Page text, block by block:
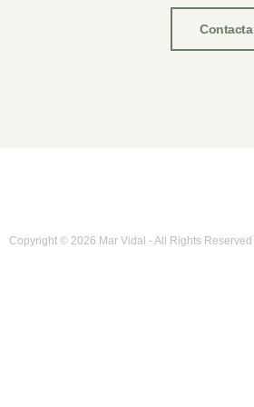
Contacta
Copyright © 2026 Mar Vidal - All Rights Reserved